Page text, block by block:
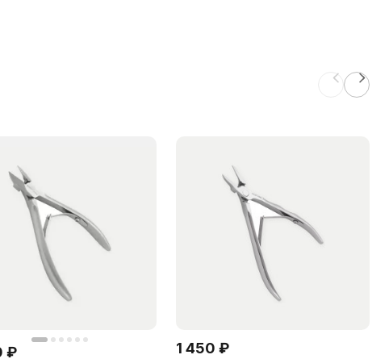
₽ 1 450 ₽